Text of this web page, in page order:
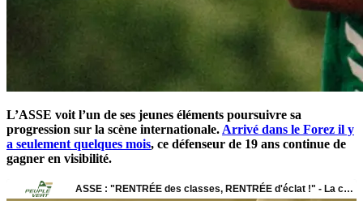
L’ASSE voit l’un de ses jeunes éléments poursuivre sa
progression sur la scène internationale. Arrivé dans le Forez il y
a seulement quelques mois, ce défenseur de 19 ans continue de
gagner en visibilité.